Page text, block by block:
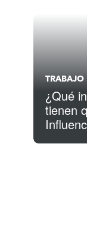
TRABAJO
¿Qué
tienen